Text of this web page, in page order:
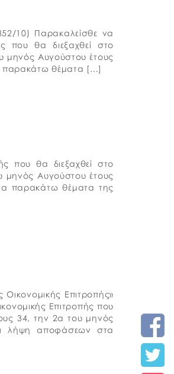
10) Παρακαλείσθε να
που θα διεξαχθεί στο
μηνός Αυγούστου έτους
παρακάτω θέματα […]
που θα διεξαχθεί στο
μηνός Αυγούστου έτους
παρακάτω θέματα της
Επιτροπής»
Επιτροπής που
34, την 2α του μηνός
λήψη αποφάσεων στα